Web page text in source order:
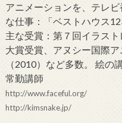
アニメーションを、テレ
な仕事：「ベストハウス
主な受賞：第７回イラスト
大賞受賞、アヌシー国際
（2010）など多数。 絵の
常勤講師
http://www.faceful.org/
http://kimsnake.jp/